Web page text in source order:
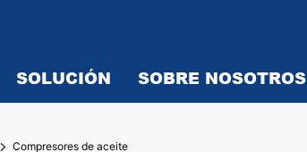
SOLUCIÓN SOBRE NOSOTROS
Compresores de aceite